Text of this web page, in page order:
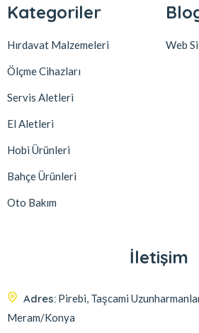
Kategoriler
Hırdavat Malzemeleri
Ölçme Cihazları
Servis Aletleri
El Aletleri
Hobi Ürünleri
Bahçe Ürünleri
Oto Bakım
Web
İletişim
Adres: Pirebi, Taşcami
Meram/Konya